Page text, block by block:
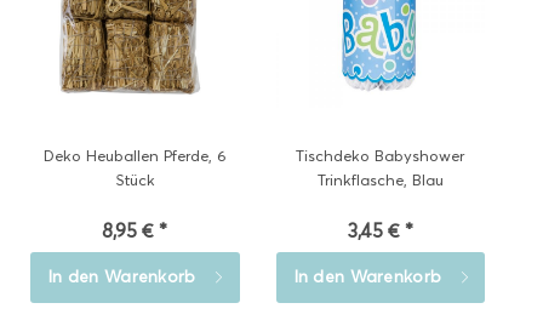
Deko Heuballen Pferde, 6
Stück
8,95 € *
In den Warenkorb
Tischdeko Babyshower
Trinkflasche, Blau
3,45 € *
In den Warenkorb